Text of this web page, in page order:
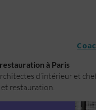
à Paris
d’intérieur et
restauration.